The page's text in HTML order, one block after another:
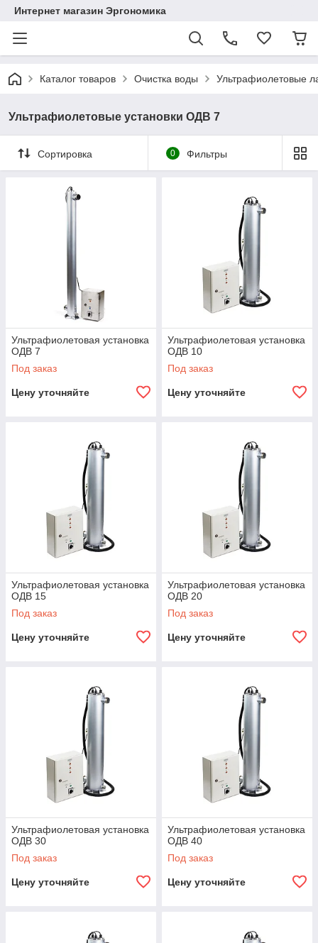
Интернет магазин Эргономика
Каталог товаров Очистка воды Ультрафиолетовые
Ультрафиолетовые установки ОДВ 7
Сортировка 0 Фильтры
Ультрафиолетовая установка
ОДВ 7
Под заказ
Цену уточняйте
Ультрафиолетовая установка
ОДВ 10
Под заказ
Цену уточняйте
Ультрафиолетовая установка
ОДВ 15
Под заказ
Цену уточняйте
Ультрафиолетовая установка
ОДВ 20
Под заказ
Цену уточняйте
Ультрафиолетовая установка
ОДВ 30
Под заказ
Цену уточняйте
Ультрафиолетовая установка
ОДВ 40
Под заказ
Цену уточняйте